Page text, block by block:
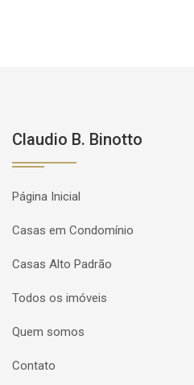
Claudio B. Binotto
Página Inicial
Casas em Condomínio
Casas Alto Padrão
Todos os imóveis
Quem somos
Contato